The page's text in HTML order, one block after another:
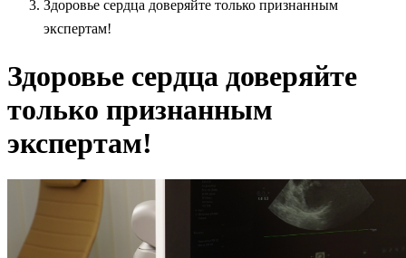
Здоровье сердца доверяйте только признанным
экспертам!
Здоровье сердца доверяйте
только признанным
экспертам!